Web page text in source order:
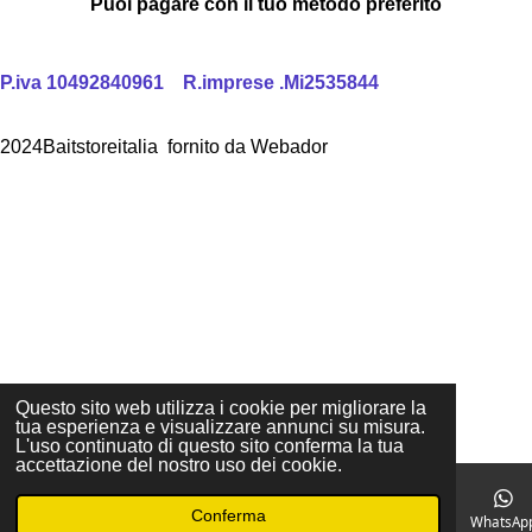
Questo sito web utilizza i cookie per migliorare la
tua esperienza e visualizzare annunci su misura.
L'uso continuato di questo sito conferma la tua
accettazione del nostro uso dei cookie.
Conferma
Puoi pagare con il tuo metodo preferito
P.iva 10492840961 R.imprese .Mi2535844
2024Baitstoreitalia fornito da Webador
Telefono